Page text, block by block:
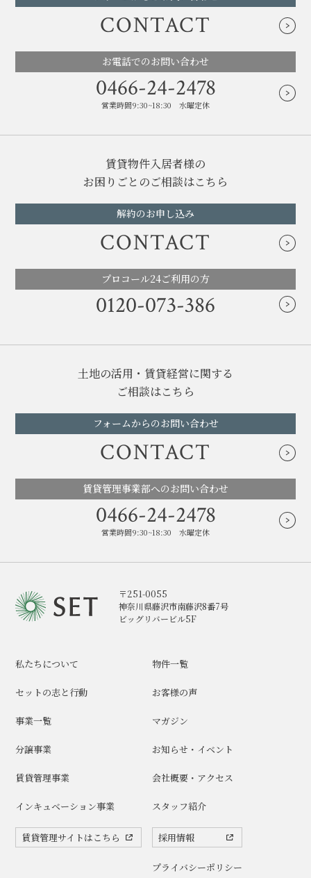
CONTACT
お電話でのお問い合わせ
0466-24-2478
営業時間9:30~18:30 水曜定休
賃貸物件入居者様の
お困りごとのご相談はこちら
解約のお申し込み
CONTACT
プロコール24ご利用の方
0120-073-386
土地の活用・賃貸経営に関する
ご相談はこちら
フォームからのお問い合わせ
CONTACT
賃貸管理事業部へのお問い合わせ
0466-24-2478
営業時間9:30~18:30 水曜定休
〒251-0055
神奈川県藤沢市南藤沢8番7号
ビッグリバービル5F
私たちについて
セットの志と行動
事業一覧
分譲事業
賃貸管理事業
インキュベーション事業
賃貸管理サイトはこちら
物件一覧
お客様の声
マガジン
お知らせ・イベント
会社概要・アクセス
スタッフ紹介
採用情報
プライバシーポリシー